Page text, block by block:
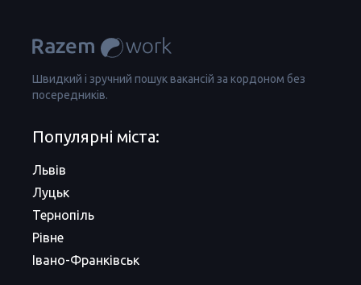
Швидкий і зручний пошук вакансій за кордоном без
посередників.
Популярні міста:
Львів
Луцьк
Тернопіль
Рівне
Івано-Франківськ